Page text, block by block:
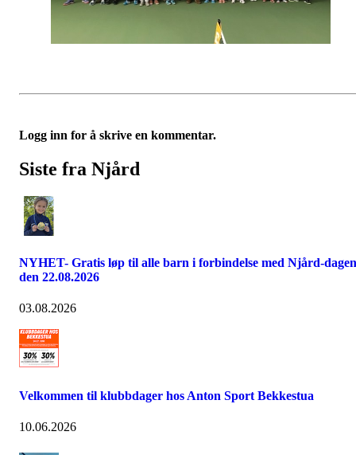
Logg inn for å skrive en kommentar.
Siste fra Njård
NYHET- Gratis løp til alle barn i forbindelse med Njård-dagen
den 22.08.2026
03.08.2026
Velkommen til klubbdager hos Anton Sport Bekkestua
10.06.2026